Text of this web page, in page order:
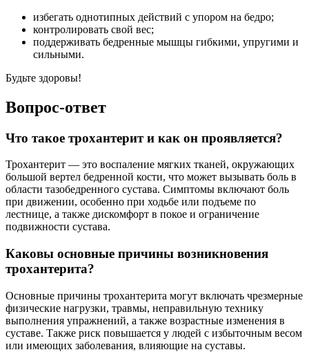
избегать однотипных действий с упором на бедро;
контролировать свой вес;
поддерживать бедренные мышцы гибкими, упругими и
сильными.
Будьте здоровы!
Вопрос-ответ
Что такое трохантерит и как он проявляется?
Трохантерит — это воспаление мягких тканей, окружающих
большой вертел бедренной кости, что может вызывать боль в
области тазобедренного сустава. Симптомы включают боль
при движении, особенно при ходьбе или подъеме по
лестнице, а также дискомфорт в покое и ограничение
подвижности сустава.
Каковы основные причины возникновения
трохантерита?
Основные причины трохантерита могут включать чрезмерные
физические нагрузки, травмы, неправильную технику
выполнения упражнений, а также возрастные изменения в
суставе. Также риск повышается у людей с избыточным весом
или имеющих заболевания, влияющие на суставы.